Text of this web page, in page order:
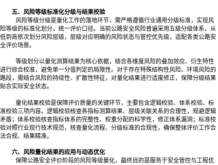
五、风险等级标准化分级与结果校验
风险等级分级是量化工作的落地环节，需严格遵循行业通用分级标准，实现风
险等级的标准化划分，统一评价口径。当前公路安全风险普遍采用五级分级体系，从
低到高依次划分风险层级，层级对应明确的风险状态与管控优先级，适配各类公路安
全评价场景。
等级划分以量化测算结果为核心依据，结合各维度风险的叠加效应、衍生特性
进行综合校准，避免单一分值判定的局限性。对于存在特殊结构性风险、环境风险的
路段，需结合风险的持续性、扩散性特征，对量化结果进行适度修正，保障分级结果
贴合实际安全状态。
量化结果校验是保障评价质量的关键环节，主要包含逻辑校验、体系校验、标
准校验三项内容。逻辑校验核查各指标测算结果、层级关联关系的合理性，规避逻辑
矛盾；体系校验核查指标体系的完整性、权重分配的科学性，修正体系漏洞；标准校
验对照行业现行技术规范，核查量化流程、分级标准的合规性，确保整体评价工作合
法合规、结果精准。
六、风险量化结果的应用与动态优化
保障公路安全评价阶段的风险等级量化， 最终目的是服务于安全管控与工程优